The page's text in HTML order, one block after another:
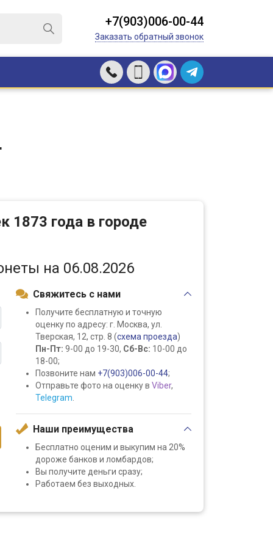
+7(903)006-00-44
Заказать обратный звонок
1873 года в городе
на 06.08.2026
Свяжитесь с нами
Получите бесплатную и точную
оценку по адресу: г. Москва, ул.
Тверская, 12, стр. 8 (схема проезда)
Пн-Пт: 9-00 до 19-30, Сб-Вс: 10-00 до
18-00;
Позвоните нам +7(903)006-00-44;
Отправьте фото на оценку в Viber,
Telegram
Наши преимущества
Бесплатно оценим и выкупим на 20%
дороже банков и ломбардов;
Вы получите деньги сразу;
Работаем без выходных.